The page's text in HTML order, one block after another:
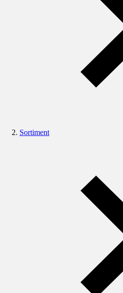
Sortiment